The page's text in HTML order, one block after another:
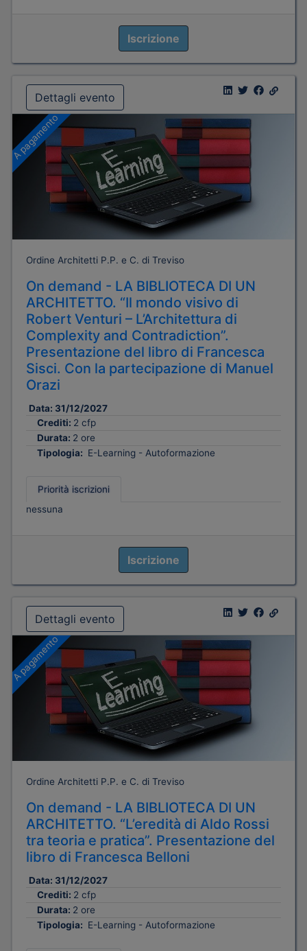
Iscrizione
Dettagli evento
A pagamento
Ordine Architetti P.P. e C. di Treviso
On demand - LA BIBLIOTECA DI UN
ARCHITETTO. “Il mondo visivo di
Robert Venturi – L’Architettura di
Complexity and Contradiction”.
Presentazione del libro di Francesca
Sisci. Con la partecipazione di Manuel
Orazi
Data: 31/12/2027
Crediti: 2 cfp
Durata: 2 ore
Tipologia: E-Learning - Autoformazione
Priorità iscrizioni
nessuna
Iscrizione
Dettagli evento
A pagamento
Ordine Architetti P.P. e C. di Treviso
On demand - LA BIBLIOTECA DI UN
ARCHITETTO. “L’eredità di Aldo Rossi
tra teoria e pratica”. Presentazione del
libro di Francesca Belloni
Data: 31/12/2027
Crediti: 2 cfp
Durata: 2 ore
Tipologia: E-Learning - Autoformazione